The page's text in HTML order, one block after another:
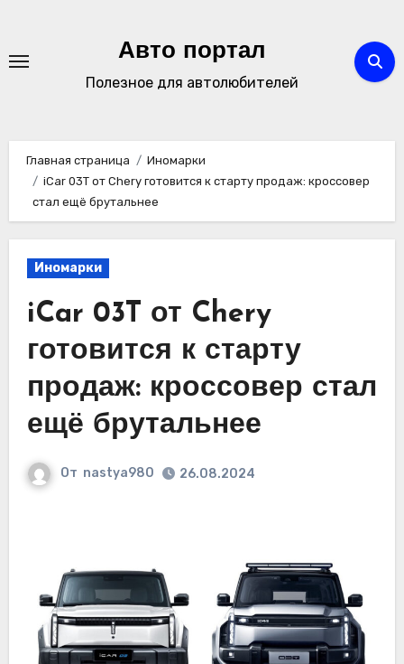
содержимому
Авто портал
Полезное для автолюбителей
Главная страница
Иномарки
iCar 03T от Chery готовится к старту продаж: кроссовер
стал ещё брутальнее
Иномарки
iCar 03T от Chery
готовится к старту
продаж: кроссовер стал
ещё брутальнее
От nastya980 26.08.2024